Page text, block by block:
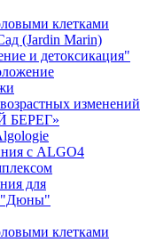
клетками
(Jardin Marin)
и детоксикация"
изменений
БЕРЕГ»
с ALGO4
для
"Дюны"
клетками